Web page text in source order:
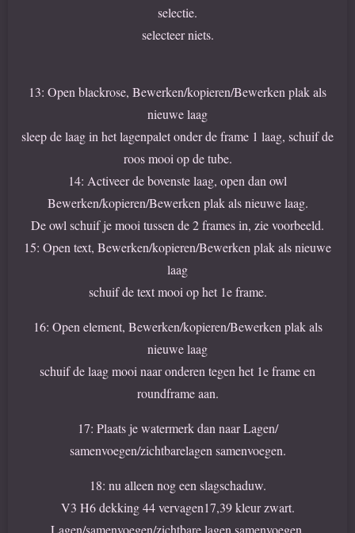
selectie.
selecteer niets.
13: Open blackrose, Bewerken/kopieren/Bewerken plak als
nieuwe laag
sleep de laag in het lagenpalet onder de frame 1 laag, schuif de
roos mooi op de tube.
14: Activeer de bovenste laag, open dan owl
Bewerken/kopieren/Bewerken plak als nieuwe laag.
De owl schuif je mooi tussen de 2 frames in, zie voorbeeld.
15: Open text, Bewerken/kopieren/Bewerken plak als nieuwe
laag
schuif de text mooi op het 1e frame.
16: Open element, Bewerken/kopieren/Bewerken plak als
nieuwe laag
schuif de laag mooi naar onderen tegen het 1e frame en
roundframe aan.
17: Plaats je watermerk dan naar Lagen/
samenvoegen/zichtbarelagen samenvoegen.
18: nu alleen nog een slagschaduw.
V3 H6 dekking 44 vervagen17,39 kleur zwart.